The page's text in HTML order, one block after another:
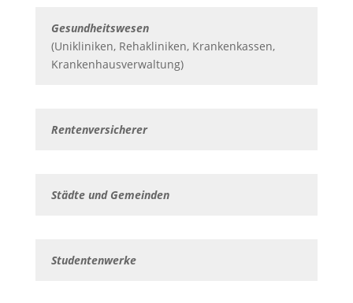
Gesundheitswesen
(Unikliniken, Rehakliniken, Krankenkassen,
Krankenhausverwaltung)
Rentenversicherer
Städte und Gemeinden
Studentenwerke